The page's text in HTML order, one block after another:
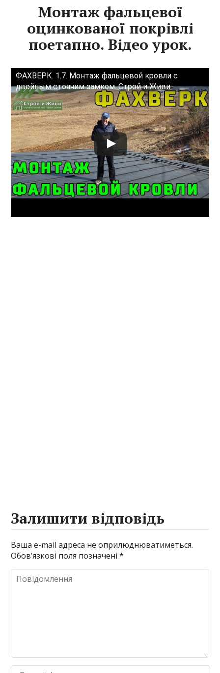
Монтаж фальцевої
оцинкованої покрівлі
поетапно. Відео урок.
ФАХВЕРК. 1.7. Монтаж фальцевой кровли с
двойным стоячим замком. Строй и Живи.
Залишити відповідь
Ваша e-mail адреса не оприлюднюватиметься.
Обов’язкові поля позначені*